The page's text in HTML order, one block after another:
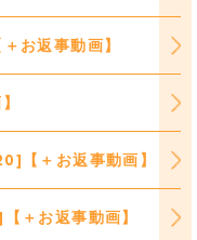
お返事動画】
【＋お返事動画】
＋お返事動画】